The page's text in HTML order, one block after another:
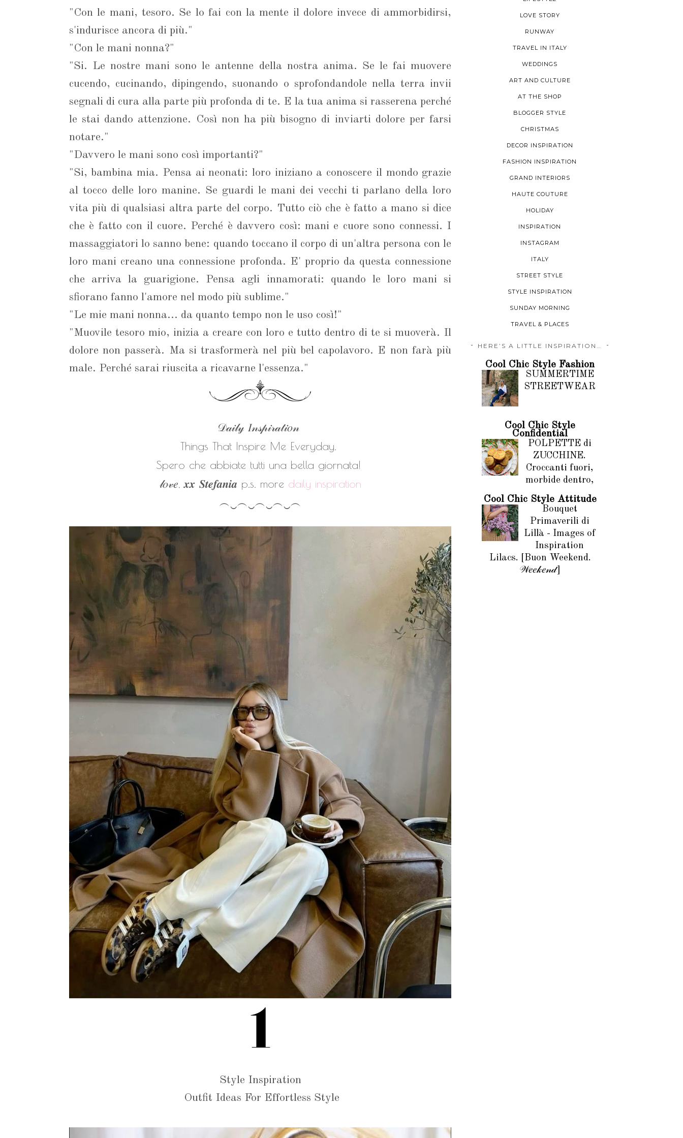
"Con le mani, tesoro. Se lo fai con la mente il dolore invece di ammorbidirsi,
s'indurisce ancora di più."
"Con le mani nonna?"
"Si. Le nostre mani sono le antenne della nostra anima. Se le fai muovere
cucendo, cucinando, dipingendo, suonando o sprofondandole nella terra invii
segnali di cura alla parte più profonda di te. E la tua anima si rasserena perché
le stai dando attenzione. Così non ha più bisogno di inviarti dolore per farsi
notare."
"Davvero le mani sono così importanti?"
"Si, bambina mia. Pensa ai neonati: loro iniziano a conoscere il mondo grazie
al tocco delle loro manine. Se guardi le mani dei vecchi ti parlano della loro
vita più di qualsiasi altra parte del corpo. Tutto ciò che è fatto a mano si dice
che è fatto con il cuore. Perché è davvero così: mani e cuore sono connessi. I
massaggiatori lo sanno bene: quando toccano il corpo di un'altra persona con le
loro mani creano una connessione profonda. E' proprio da questa connessione
che arriva la guarigione. Pensa agli innamorati: quando le loro mani si
sfiorano fanno l'amore nel modo più sublime."
"Le mie mani nonna... da quanto tempo non le uso così!"
"Muovile tesoro mio, inizia a creare con loro e tutto dentro di te si muoverà. Il
dolore non passerà. Ma si trasformerà nel più bel capolavoro. E non farà più
male. Perché sarai riuscita a ricavarne l'essenza."
𝒟𝒶𝒾𝓁𝓎 𝐼𝓃𝓈𝓅𝒾𝓇𝒶𝓉𝒾𝑜𝓃
Things That Inspire Me Everyday.
Spero che abbiate tutti una bella giornata!
𝓁𝑜𝓋𝑒, 𝒙𝒙 𝑺𝒕𝒆𝒇𝒂𝒏𝒊𝒂 p.s. more daily inspiration
︵‿︵‿︵‿︵‿︵
Style Inspiration
Outfit Ideas For Effortless Style
LOVE STORY
RUNWAY
TRAVEL IN ITALY
WEDDINGS
ART AND CULTURE
AT THE SHOP
BLOGGER STYLE
CHRISTMAS
DECOR INSPIRATION
FASHION INSPIRATION
GRAND INTERIORS
HAUTE COUTURE
HOLIDAY
INSPIRATION
INSTAGRAM
ITALY
STREET STYLE
STYLE INSPIRATION
SUNDAY MORNING
TRAVEL & PLACES
HERE’S A LITTLE INSPIRATION…
Cool Chic Style Fashion
SUMMERTIME
STREETWEAR
Cool Chic Style
Confidential
POLPETTE di
ZUCCHINE.
Croccanti fuori,
morbide dentro,
Cool Chic Style Attitude
Bouquet
Primaverili di
Lillà - Images of
Inspiration
Lilacs. [Buon Weekend.
𝒲𝑒𝑒𝓀𝑒𝓃𝒹]